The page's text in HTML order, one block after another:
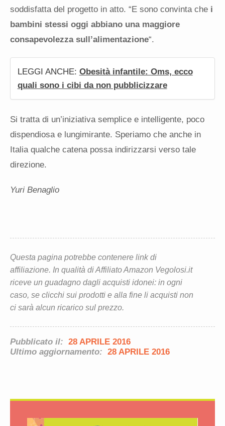
soddisfatta del progetto in atto. “E sono convinta che i
bambini stessi oggi abbiano una maggiore
consapevolezza sull’alimentazione“.
LEGGI ANCHE: Obesità infantile: Oms, ecco
quali sono i cibi da non pubblicizzare
Si tratta di un’iniziativa semplice e intelligente, poco
dispendiosa e lungimirante. Speriamo che anche in
Italia qualche catena possa indirizzarsi verso tale
direzione.
Yuri Benaglio
Questa pagina potrebbe contenere link di
affiliazione. In qualità di Affiliato Amazon Vegolosi.it
riceve un guadagno dagli acquisti idonei: in ogni
caso, se clicchi sui prodotti e alla fine li acquisti non
ci sarà alcun ricarico sul prezzo.
Pubblicato il: 28 APRILE 2016
Ultimo aggiornamento: 28 APRILE 2016